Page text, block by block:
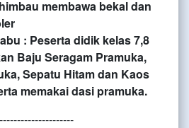
membawa bekal dan
: Peserta didik kelas 7,8
Baju Seragam Pramuka,
Sepatu Hitam dan Kaos
memakai dasi pramuka.